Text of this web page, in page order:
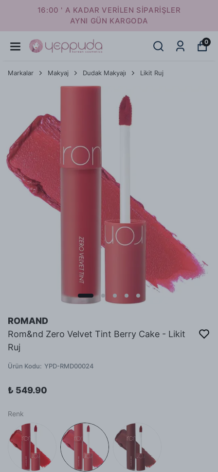
16:00 ' A KADAR VERİLEN SİPARİŞLER
AYNI GÜN KARGODA
0
Markalar Makyaj Dudak Makyajı Likit Ruj
ROMAND
Rom&nd Zero Velvet Tint Berry Cake - Likit
Ruj
Ürün Kodu: YPD-RMD00024
₺ 549.90
Renk